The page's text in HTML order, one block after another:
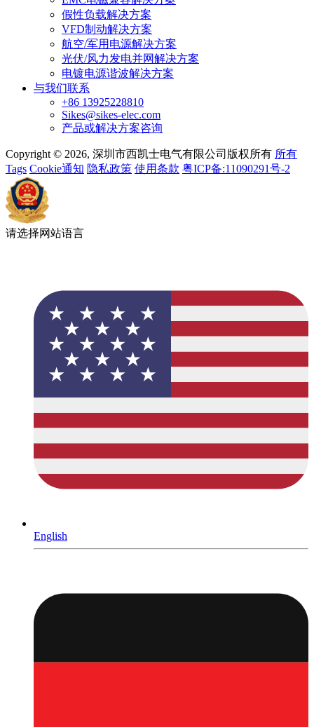
假性负载解决方案
VFD制动解决方案
航空/军用电源解决方案
光伏/风力发电并网解决方案
电镀电源谐波解决方案
与我们联系
+86 13925228810
Sikes@sikes-elec.com
产品或解决方案咨询
Copyright © 2026, 深圳市西凯士电气有限公司版权所有 所有
Tags Cookie通知 隐私政策 使用条款 粤ICP备:11090291号-2
请选择网站语言
English